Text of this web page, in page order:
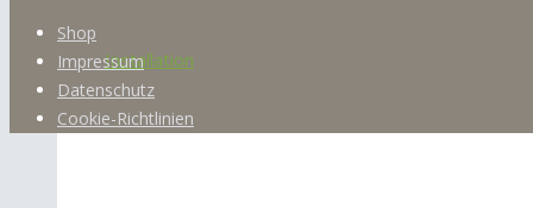
Installation
Shop
Impressum
Datenschutz
Cookie-Richtlinien